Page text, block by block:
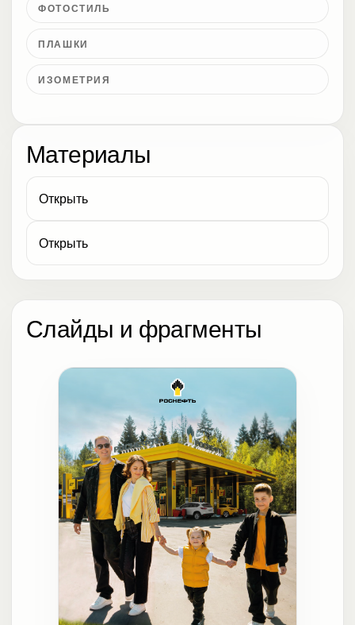
ФОТОСТИЛЬ
ПЛАШКИ
ИЗОМЕТРИЯ
Материалы
Открыть
Открыть
Слайды и фрагменты